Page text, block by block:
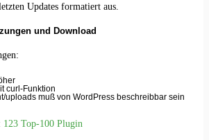
Updates formatiert aus.
und Download
curl-Funktion
uploads muß von WordPress beschreibbar sein
123 Top-100 Plugin